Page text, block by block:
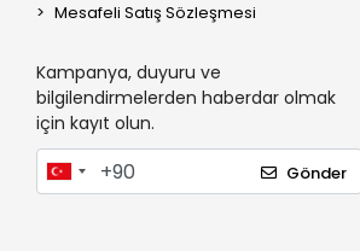
Roborock Q8 Max +
Roborock Q8 Max
Roborock Q8 +
Roborock Q8
Roborock S8 Max V Ultra
Mesafeli Satış Sözleşmesi
Kampanya, duyuru ve
bilgilendirmelerden haberdar olmak
için kayıt olun.
Gönder